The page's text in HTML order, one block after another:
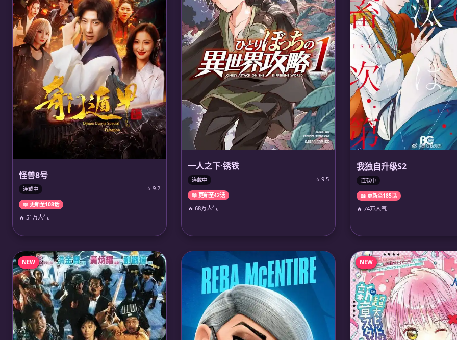
怪兽8号
连载中 ⭐ 9.2
📖 更新至108话
🔥 51万人气
一人之下·锈铁
连载中 ⭐ 9.5
📖 更新至42话
🔥 68万人气
我独自升级S2
连载中
📖 更新至185话
🔥 74万人气
NEW NEW